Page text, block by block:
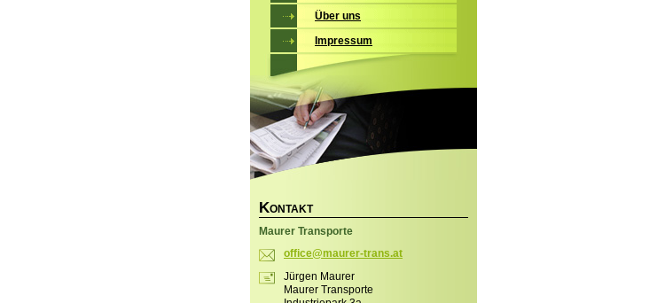
Über uns
Impressum
KONTAKT
Maurer Transporte
office@maurer-trans.at
Jürgen Maurer
Maurer Transporte